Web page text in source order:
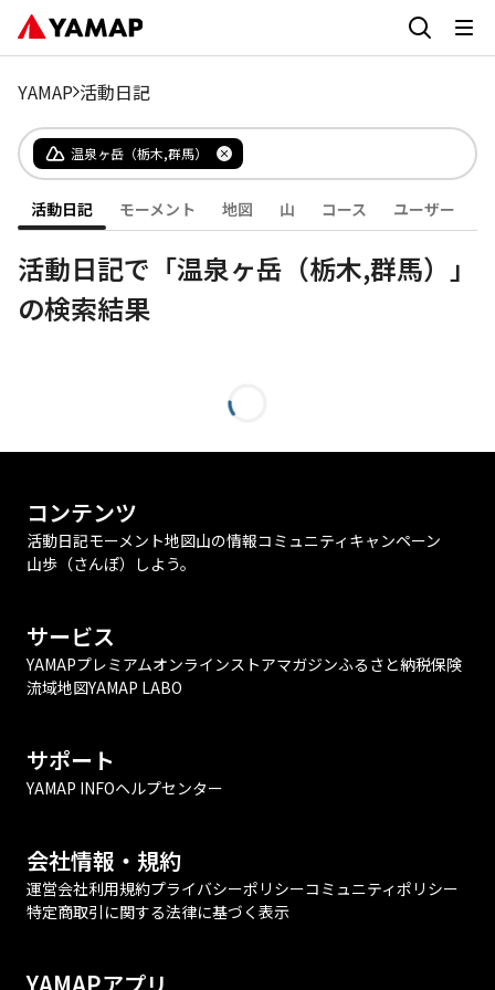
YAMAP 活動日記
温泉ヶ岳（栃木,群馬）
活動日記 モーメント 地図 山 コース ユーザー
活動日記で「温泉ヶ岳（栃木,群馬）」
の検索結果
コンテンツ
活動日記モーメント地図山の情報コミュニティ キャンペーン
山歩（さんぽ）しよう。
サービス
YAMAPプレミアムオンラインストアマガジンふるさと納税保険
流域地図YAMAP LABO
サポート
YAMAP INFOヘルプセンター
会社情報・規約
運営会社利用規約プライバシーポリシーコミュニティポリシー
特定商取引に関する法律に基づく表示